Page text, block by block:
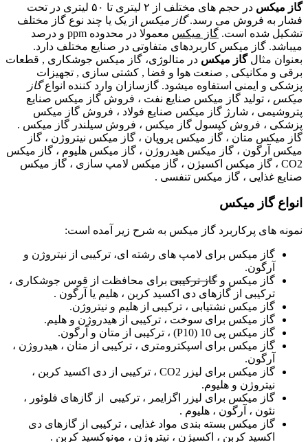
گاز میکس
در حجم های مختلف از ۲ لیتری تا ۵۰ لیتری در تحت
فشار به فروش می رسد.گاز میکس از یک یا چند نوع گاز مختلف
تشکیل شده است. گاز میکس
معمولا در محدوده ppm و درصد
میباشد. گاز میکس کاربردهای متفاوتی در صنایع مختلف دارد.
بعنوان مثالگاز میکس در متالوژی، گاز میکس جوشکاری , قطعات
برقی و مکانیکی , صنعت هوا و فضا , کشتی سازی , تجهیزات
پزشکی و ایمنی استفاوه میشود. گازسازان وارد کننده انواعگاز
میکس ، تولید گاز میکس صنایع نفت ، فروش گاز میکس صنایع
پتروشیمی ، شارژ گاز میکس صنایع فولاد ، فروش گاز میکس
پزشکی ، فروش کپسول گاز میکس ، فروش سیلندر گاز میکس .
گاز میکس متان ، گاز میکس پروپان ، گاز میکس نیتروژن ، گاز
میکس آرگون ، گاز میکس هیدروژن ، گاز میکس هلیوم ، گاز میکس
CO2 ، گاز میکس اکسیژن ، گاز میکس لامپ سازی ، گاز میکس
صنایع غذایی ، گاز میکس تنفسی .
انواع گاز میکس
نمونه های پرکاربرد گاز میکس به شرح زیر آمده است:
گاز میکس برای لامپ های رشته ای، ترکیبی از نیتروژن و
آرگون.
گاز میکس و گاز ترکیبی برای محافظت از قوس جوشکاری ،
ترکیبی از گازهای دی اکسید کربن ، هلیم یا آرگون .
گاز میکس نشتیابی ، ترکیبی از هلیم و نیتروژن.
گاز میکس برای سوخت ، ترکیبی از هیدروژن و هلیم.
گاز میکس پی 10 (P10) ، ترکیبی از متان و آرگون.
گاز میکس برای اسپکترومتری ، ترکیبی از متان ، هیدروژن ،
آرگون.
گاز میکس برای لیزر CO2 ، ترکیبی از دی اکسید کربن ،
نیتروژن و هلیوم.
گاز میکس برای لیزر اگزایمر ، ترکیبی از گازهای فلوئور ،
نئون ، آرگون ، هلیوم .
گاز میکس بسته بندی مواد غذایی ، ترکیبی از گازهای دی
اکسید کربن ، اکسیژن ، نیتروژن ، مونوکسید کربن .